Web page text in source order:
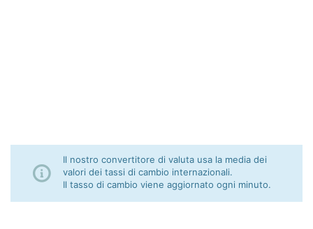
Il nostro convertitore di valuta usa la media dei
valori dei tassi di cambio internazionali.
Il tasso di cambio viene aggiornato ogni minuto.